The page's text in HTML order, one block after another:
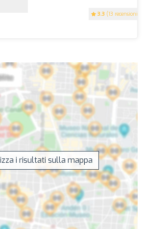
3.3 (13 recensioni)
i risultati sulla mappa